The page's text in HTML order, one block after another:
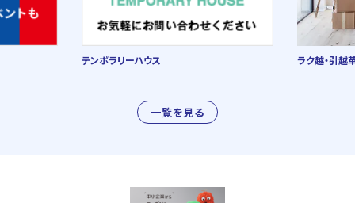
一覧を見る
テンポラリーハウス ラク越・引越